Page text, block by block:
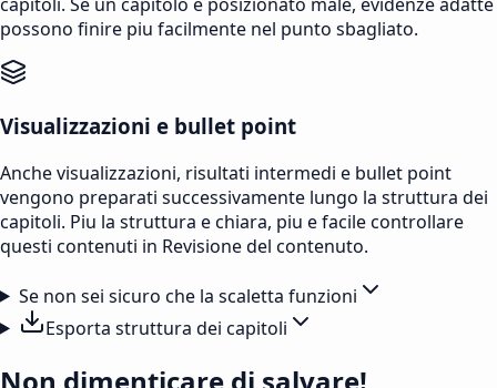
possono finire piu facilmente nel punto sbagliato.
Visualizzazioni e bullet point
Anche visualizzazioni, risultati intermedi e bullet point
vengono preparati successivamente lungo la struttura dei
capitoli. Piu la struttura e chiara, piu e facile controllare
questi contenuti in Revisione del contenuto.
Se non sei sicuro che la scaletta funzioni
Esporta struttura dei capitoli
Non dimenticare di salvare!